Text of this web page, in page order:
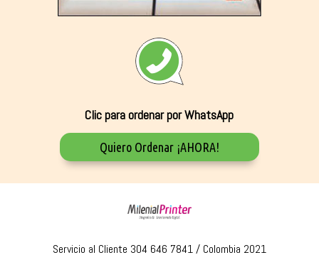
Clic para ordenar por WhatsApp
Quiero Ordenar ¡AHORA!
Servicio al Cliente 304 646 7841 / Colombia 2021